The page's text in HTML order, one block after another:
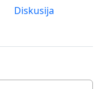
Diskusija